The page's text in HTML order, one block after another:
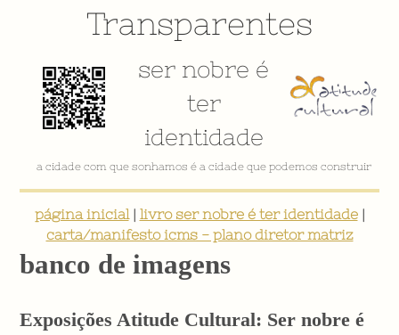
Transparentes
ser nobre é
ter
identidade
VÍDEO INSTITUCIONAL
página inicial| livro ser nobre é ter identidade|
carta/manifesto icms - plano diretor matriz
banco de imagens
Exposições Atitude Cultural: Ser nobre é